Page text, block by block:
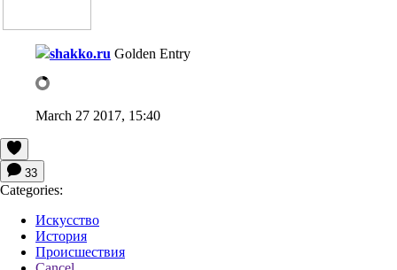
shakko.ru Golden Entry
March 27 2017, 15:40
33
Categories:
Искусство
История
Происшествия